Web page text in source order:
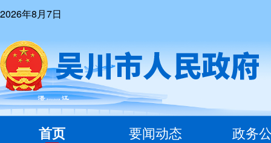
2026年8月7日
首页 要闻动态 政务